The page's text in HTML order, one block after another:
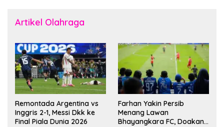
Artikel Olahraga
Remontada Argentina vs
Inggris 2-1, Messi Dkk ke
Final Piala Dunia 2026
Farhan Yakin Persib
Menang Lawan
Bhayangkara FC, Doakan